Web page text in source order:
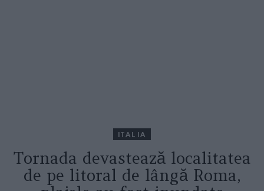
ITALIA
Tornada devastează localitatea
de pe litoral de lângă Roma,